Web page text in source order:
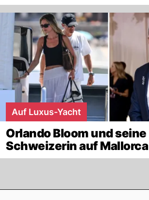
Auf Luxus-Yacht
Orlando Bloom und seine
Schweizerin auf Mallorca